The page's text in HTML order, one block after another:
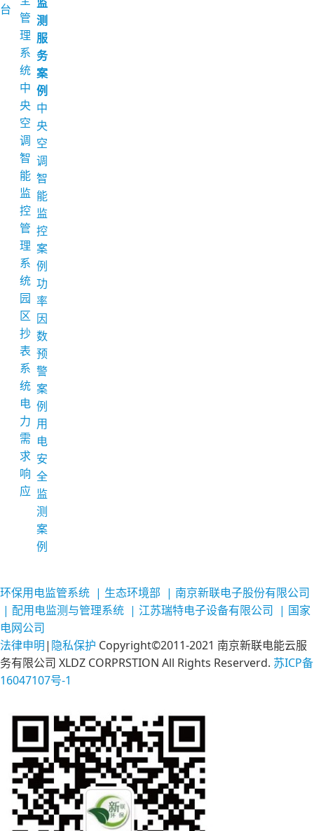
台
管
理
系
统
中
央
空
调
智
能
监
控
管
理
系
统
园
区
抄
表
系
统
电
力
需
求
响
应
测
服
务
案
例
中
央
空
调
智
能
监
控
案
例
功
率
因
数
预
警
案
例
用
电
安
全
监
测
案
例
环保用电监管系统 | 生态环境部 | 南京新联电子股份有限公司
| 配用电监测与管理系统 | 江苏瑞特电子设备有限公司 | 国家
电网公司
法律申明| 隐私保护 Copyright©2011-2021 南京新联电能云服
务有限公司 XLDZ CORPRSTION All Rights Reserverd. 苏ICP备
16047107号-1